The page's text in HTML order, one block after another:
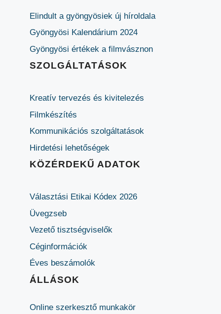
Elindult a gyöngyösiek új híroldala
Gyöngyösi Kalendárium 2024
Gyöngyösi értékek a filmvásznon
SZOLGÁLTATÁSOK
Kreatív tervezés és kivitelezés
Filmkészítés
Kommunikációs szolgáltatások
Hirdetési lehetőségek
KÖZÉRDEKŰ ADATOK
Választási Etikai Kódex 2026
Üvegzseb
Vezető tisztségviselők
Céginformációk
Éves beszámolók
ÁLLÁSOK
Online szerkesztő munkakör